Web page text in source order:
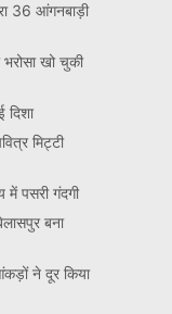
36 आंगनबाड़ी
खो चुकी
दिशा
मिट्टी
पसरी गंदगी
बना
ने दूर किया